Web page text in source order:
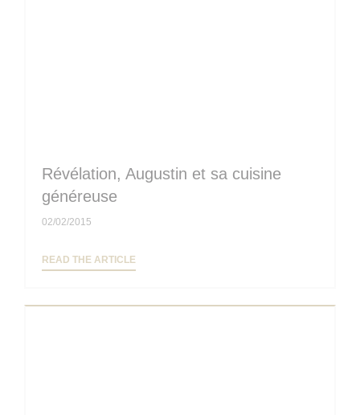
Révélation, Augustin et sa cuisine
généreuse
02/02/2015
READ THE ARTICLE